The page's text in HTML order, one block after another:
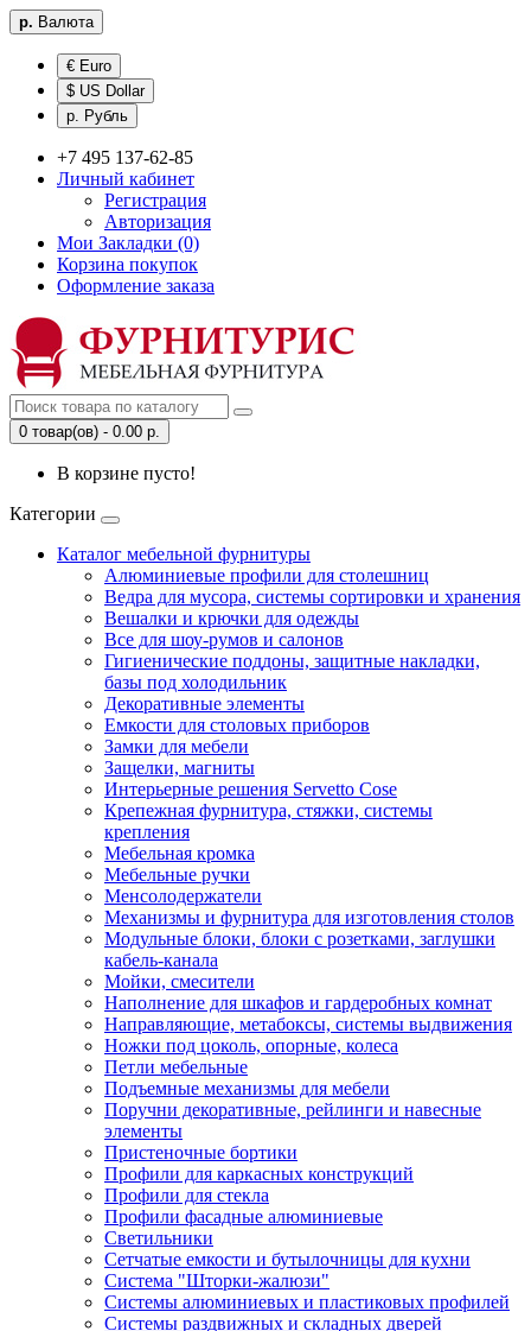
р. Валюта
€ Euro
$ US Dollar
р. Рубль
+7 495 137-62-85
Личный кабинет
Регистрация
Авторизация
Мои Закладки (0)
Корзина покупок
Оформление заказа
0 товар(ов) - 0.00 р.
В корзине пусто!
Категории
Каталог мебельной фурнитуры
Алюминиевые профили для столешниц
Ведра для мусора, системы сортировки и хранения
Вешалки и крючки для одежды
Все для шоу-румов и салонов
Гигиенические поддоны, защитные накладки,
базы под холодильник
Декоративные элементы
Емкости для столовых приборов
Замки для мебели
Защелки, магниты
Интерьерные решения Servetto Cose
Крепежная фурнитура, стяжки, системы
крепления
Мебельная кромка
Мебельные ручки
Менсолодержатели
Механизмы и фурнитура для изготовления столов
Модульные блоки, блоки с розетками, заглушки
кабель-канала
Мойки, смесители
Наполнение для шкафов и гардеробных комнат
Направляющие, метабоксы, системы выдвижения
Ножки под цоколь, опорные, колеса
Петли мебельные
Подъемные механизмы для мебели
Поручни декоративные, рейлинги и навесные
элементы
Пристеночные бортики
Профили для каркасных конструкций
Профили для стекла
Профили фасадные алюминиевые
Светильники
Сетчатые емкости и бутылочницы для кухни
Система "Шторки-жалюзи"
Системы алюминиевых и пластиковых профилей
Системы раздвижных и складных дверей